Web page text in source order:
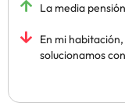
La media
En mi
solucionamos